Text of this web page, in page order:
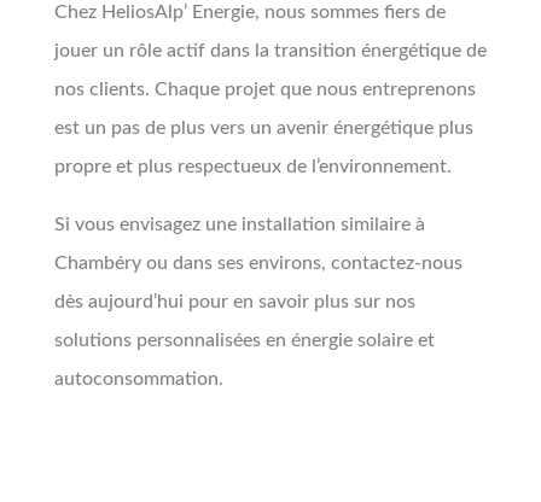
Chez HeliosAlp’ Energie, nous sommes fiers de
jouer un rôle actif dans la transition énergétique de
nos clients. Chaque projet que nous entreprenons
est un pas de plus vers un avenir énergétique plus
propre et plus respectueux de l’environnement.
Si vous envisagez une installation similaire à
Chambéry ou dans ses environs, contactez-nous
dès aujourd’hui pour en savoir plus sur nos
solutions personnalisées en énergie solaire et
autoconsommation.